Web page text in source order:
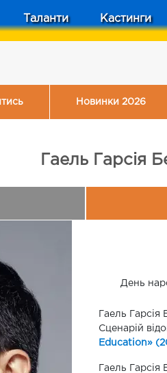
Таланти Кастинги
Новинки 2026
Гаель Гарсія
День
Гаель
Сценарій
Education»
Гаель